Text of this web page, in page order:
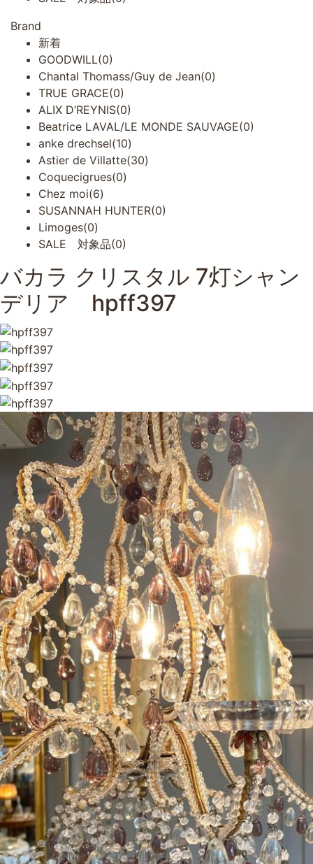
Brand
新着
GOODWILL(0)
Chantal Thomass/Guy de Jean(0)
TRUE GRACE(0)
ALIX D’REYNIS(0)
Beatrice LAVAL/LE MONDE SAUVAGE(0)
anke drechsel(10)
Astier de Villatte(30)
Coquecigrues(0)
Chez moi(6)
SUSANNAH HUNTER(0)
Limoges(0)
SALE 対象品(0)
バカラ クリスタル 7灯シャン
デリア hpff397